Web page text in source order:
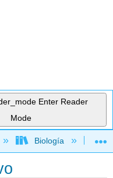
Enter Reader
Mode
global
Biología